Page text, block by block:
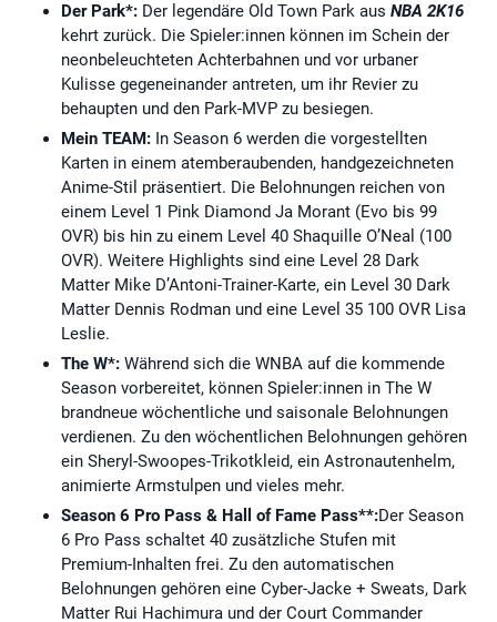
Der Park*: Der legendäre Old Town Park aus NBA 2K16
kehrt zurück. Die Spieler:innen können im Schein der
neonbeleuchteten Achterbahnen und vor urbaner
Kulisse gegeneinander antreten, um ihr Revier zu
behaupten und den Park-MVP zu besiegen.
Mein TEAM: In Season 6 werden die vorgestellten
Karten in einem atemberaubenden, handgezeichneten
Anime-Stil präsentiert. Die Belohnungen reichen von
einem Level 1 Pink Diamond Ja Morant (Evo bis 99
OVR) bis hin zu einem Level 40 Shaquille O’Neal (100
OVR). Weitere Highlights sind eine Level 28 Dark
Matter Mike D’Antoni-Trainer-Karte, ein Level 30 Dark
Matter Dennis Rodman und eine Level 35 100 OVR Lisa
Leslie.
The W*: Während sich die WNBA auf die kommende
Season vorbereitet, können Spieler:innen in The W
brandneue wöchentliche und saisonale Belohnungen
verdienen. Zu den wöchentlichen Belohnungen gehören
ein Sheryl-Swoopes-Trikotkleid, ein Astronautenhelm,
animierte Armstulpen und vieles mehr.
Season 6 Pro Pass & Hall of Fame Pass**:Der Season
6 Pro Pass schaltet 40 zusätzliche Stufen mit
Premium-Inhalten frei. Zu den automatischen
Belohnungen gehören eine Cyber-Jacke + Sweats, Dark
Matter Rui Hachimura und der Court Commander